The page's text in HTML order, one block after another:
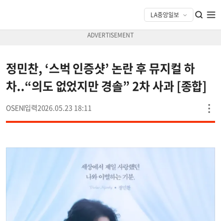
정민찬, ‘스벅 인증샷’ 논란 후 뮤지컬 하
차..“의도 없었지만 경솔” 2차 사과 [종합]
OSEN 2026.05.23 18:11